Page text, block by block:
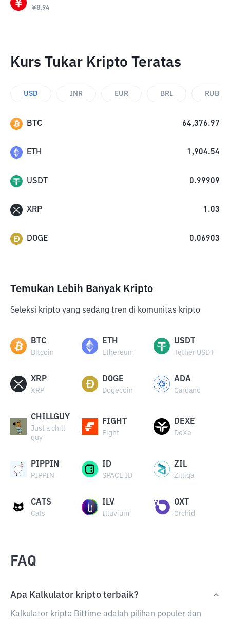
¥8.94
Kurs Tukar Kripto Teratas
USD INR EUR BRL RUB
BTC 64,376.97
ETH 1,904.54
USDT 0.99909
XRP 1.03
DOGE 0.06903
Temukan Lebih Banyak Kripto
Seleksi kripto yang sedang tren di komunitas kripto
BTC
Bitcoin
ETH
Ethereum
USDT
Tether USDT
XRP
XRP
DOGE
Dogecoin
ADA
Cardano
CHILLGUY
Just a chill
guy
FIGHT
Fight
DEXE
DeXe
PIPPIN
PIPPIN
ID
SPACE ID
ZIL
Zilliqa
CATS
Cats
ILV
Illuvium
OXT
Orchid
FAQ
Apa Kalkulator kripto terbaik?
Kalkulator kripto Bittime adalah pilihan populer dan